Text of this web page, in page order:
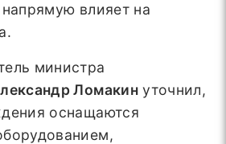
влияет на
министра
Ломакинуточнил,
оснащаются